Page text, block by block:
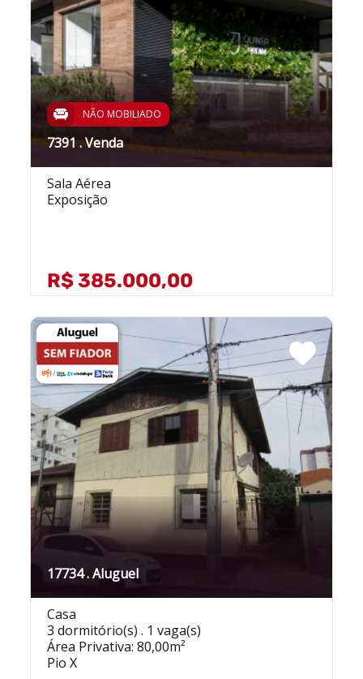
NÃO MOBILIADO
7391 . Venda
Sala Aérea
Exposição
R$ 385.000,00
17734 . Aluguel
Casa
3 dormitório(s) . 1 vaga(s)
Área Privativa: 80,00m²
Pio X